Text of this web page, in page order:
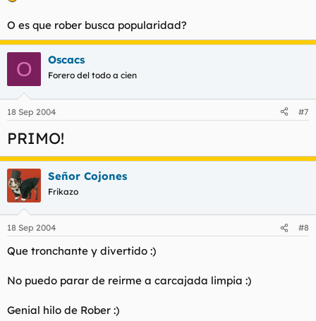
O es que rober busca popularidad?
O Oscacs
Forero del todo a cien
18 Sep 2004 #7
PRIMO!
Señor Cojones
Frikazo
18 Sep 2004 #8
Que tronchante y divertido :)
No puedo parar de reirme a carcajada limpia :)
Genial hilo de Rober :)